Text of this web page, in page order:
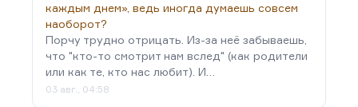
каждым днем», ведь иногда думаешь совсем
наоборот?
Порчу трудно отрицать. Из-за неё забываешь,
что "кто-то смотрит нам вслед" (как родители
или как те, кто нас любит). И…
03 авг., 04:58